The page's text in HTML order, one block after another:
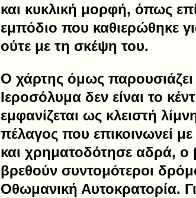
και κυκλική μορφή, όπως
εμπόδιο που καθιερώθηκε
ούτε με τη σκέψη του.
Ο χάρτης όμως παρουσιάζει
Ιεροσόλυμα δεν είναι το
εμφανίζεται ως κλειστή
πέλαγος που επικοινωνεί
και χρηματοδότησε αδρά, ο
βρεθούν συντομότεροι
Οθωμανική Αυτοκρατορία.